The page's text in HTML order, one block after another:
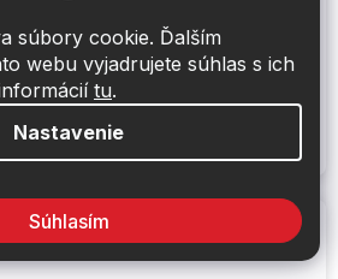
súbory cookie. Ďalším
webu vyjadrujete súhlas s ich
tu.
Nastavenie
Súhlasím
Na sklade
Detail